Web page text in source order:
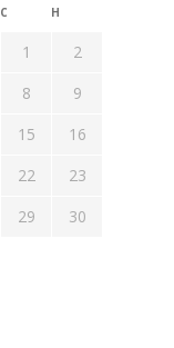
С Н
1
2
8
9
15
16
22
23
29
30